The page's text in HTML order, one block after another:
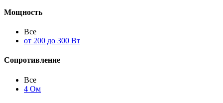
Мощность
Все
от 200 до 300 Вт
Сопротивление
Все
4 Ом